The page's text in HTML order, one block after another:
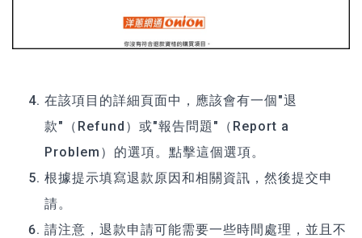
在該項目的詳細頁面中，應該會有一個"退
款"（Refund）或"報告問題"（Report a
Problem）的選項。點擊這個選項。
根據提示填寫退款原因和相關資訊，然後提交申
請。
請注意，退款申請可能需要一些時間處理，並且不